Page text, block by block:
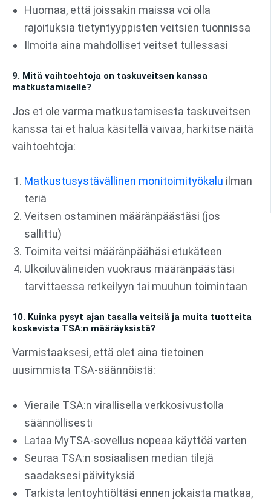
Huomaa, että joissakin maissa voi olla
rajoituksia tietyntyyppisten veitsien tuonnissa
Ilmoita aina mahdolliset veitset tullessasi
9. Mitä vaihtoehtoja on taskuveitsen kanssa
matkustamiselle?
Jos et ole varma matkustamisesta taskuveitsen
kanssa tai et halua käsitellä vaivaa, harkitse näitä
vaihtoehtoja:
Matkustusystävällinen monitoimityökalu ilman
teriä
Veitsen ostaminen määränpäästäsi (jos
sallittu)
Toimita veitsi määränpäähäsi etukäteen
Ulkoiluvälineiden vuokraus määränpäästäsi
tarvittaessa retkeilyyn tai muuhun toimintaan
10. Kuinka pysyt ajan tasalla veitsiä ja muita tuotteita
koskevista TSA:n määräyksistä?
Varmistaaksesi, että olet aina tietoinen
uusimmista TSA-säännöistä:
Vieraile TSA:n virallisella verkkosivustolla
säännöllisesti
Lataa MyTSA-sovellus nopeaa käyttöä varten
Seuraa TSA:n sosiaalisen median tilejä
saadaksesi päivityksiä
Tarkista lentoyhtiöltäsi ennen jokaista matkaa,